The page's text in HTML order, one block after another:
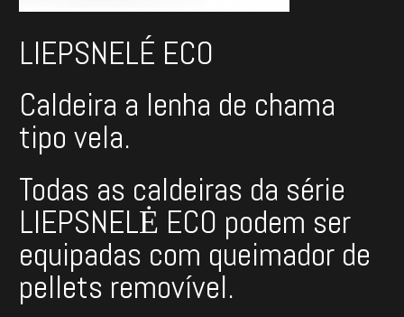
LIEPSNELÉ ECO
Caldeira a lenha de chama
tipo vela.
Todas as caldeiras da série
LIEPSNELĖ ECO podem ser
equipadas com queimador de
pellets removível.